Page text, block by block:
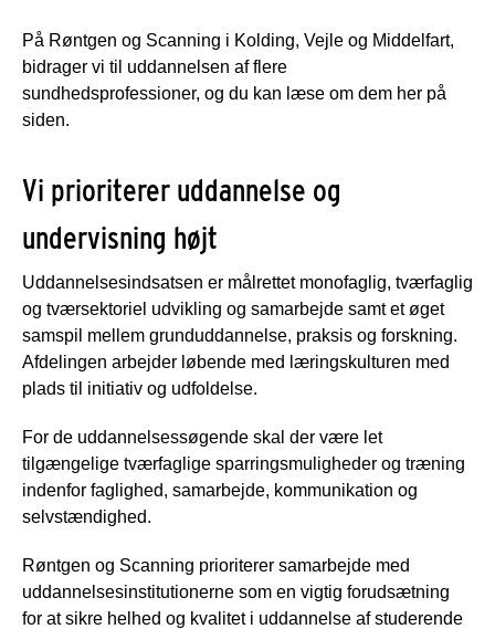
På Røntgen og Scanning i Kolding, Vejle og Middelfart,
bidrager vi til uddannelsen af flere
sundhedsprofessioner, og du kan læse om dem her på
siden.
Vi prioriterer uddannelse og
undervisning højt
Uddannelsesindsatsen er målrettet monofaglig, tværfaglig
og tværsektoriel udvikling og samarbejde samt et øget
samspil mellem grunduddannelse, praksis og forskning.
Afdelingen arbejder løbende med læringskulturen med
plads til initiativ og udfoldelse.
For de uddannelsessøgende skal der være let
tilgængelige tværfaglige sparringsmuligheder og træning
indenfor faglighed, samarbejde, kommunikation og
selvstændighed.
Røntgen og Scanning prioriterer samarbejde med
uddannelsesinstitutionerne som en vigtig forudsætning
for at sikre helhed og kvalitet i uddannelse af studerende